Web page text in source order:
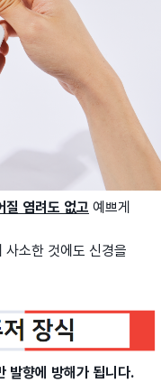
질 염려도 없고 예쁘게
사소한 것에도 신경을
발향에 방해가 됩니다.